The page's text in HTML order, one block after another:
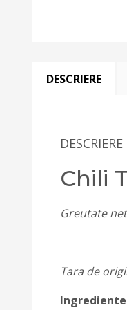
DESCRIERE
DESCRIERE
Chili
Greutate
Tara de
Ingrediente